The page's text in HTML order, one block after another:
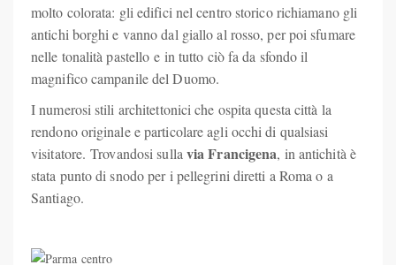
molto colorata: gli edifici nel centro storico richiamano gli
antichi borghi e vanno dal giallo al rosso, per poi sfumare
nelle tonalità pastello e in tutto ciò fa da sfondo il
magnifico campanile del Duomo.
I numerosi stili architettonici che ospita questa città la
rendono originale e particolare agli occhi di qualsiasi
visitatore. Trovandosi sulla via Francigena, in antichità è
stata punto di snodo per i pellegrini diretti a Roma o a
Santiago.